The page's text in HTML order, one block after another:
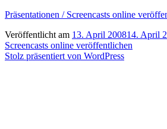
Präsentationen / Screencasts online
Veröffentlicht am 13. April 200814. April
Screencasts online veröffentlichen
Stolz präsentiert von WordPress